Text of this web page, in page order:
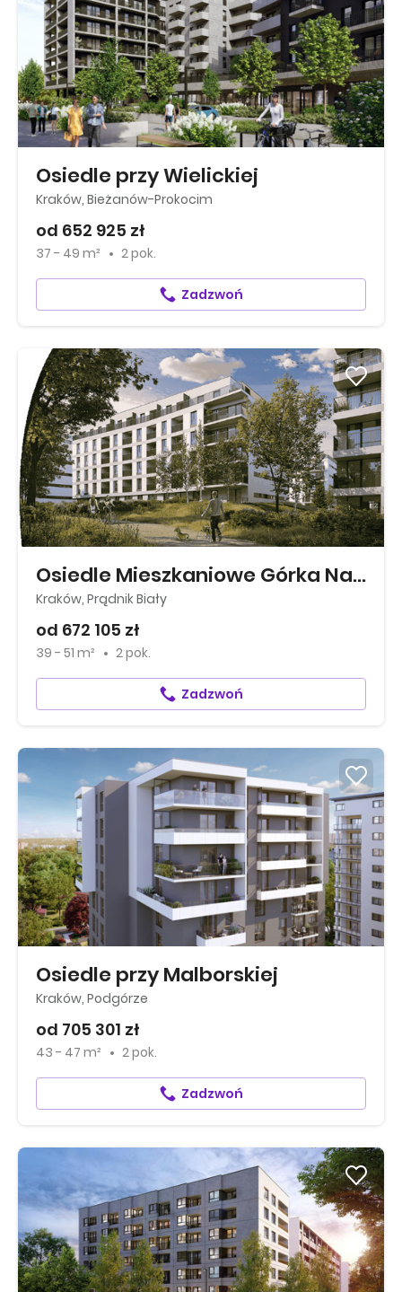
Osiedle przy Wielickiej
Kraków, Bieżanów-Prokocim
od 652 925 zł
37 - 49 m² 2 pok.
Zadzwoń
Osiedle Mieszkaniowe Górka Narodowa
Kraków, Prądnik Biały
od 672 105 zł
39 - 51 m² 2 pok.
Zadzwoń
Osiedle przy Malborskiej
Kraków, Podgórze
od 705 301 zł
43 - 47 m² 2 pok.
Zadzwoń